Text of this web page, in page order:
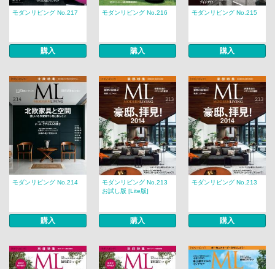
モダンリビング No.217
購入
モダンリビング No.216
購入
モダンリビング No.215
購入
モダンリビング No.214
購入
モダンリビング No.213
お試し版 [Lite版]
購入
モダンリビング No.213
購入